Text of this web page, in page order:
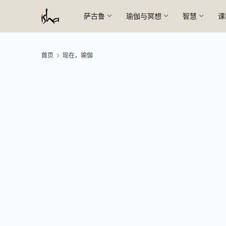
萨古鲁 瑜伽与冥想 智慧
首页 现在，瑜伽